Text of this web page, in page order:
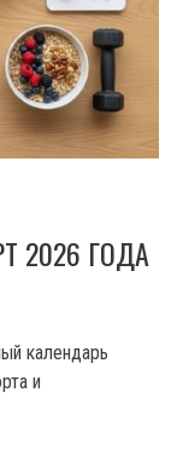
2026 ГОДА
календарь
и